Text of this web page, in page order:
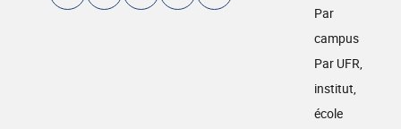
Par
campus
Par UFR,
institut,
école